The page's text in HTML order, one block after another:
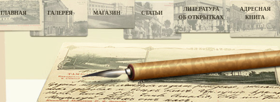
ГЛАВНАЯ ГАЛЕРЕЯ МАГАЗИН СТАТЬИ
ЛИТЕРАТУРА
ОБ ОТКРЫТКАХ
АДРЕСНАЯ
КНИГА